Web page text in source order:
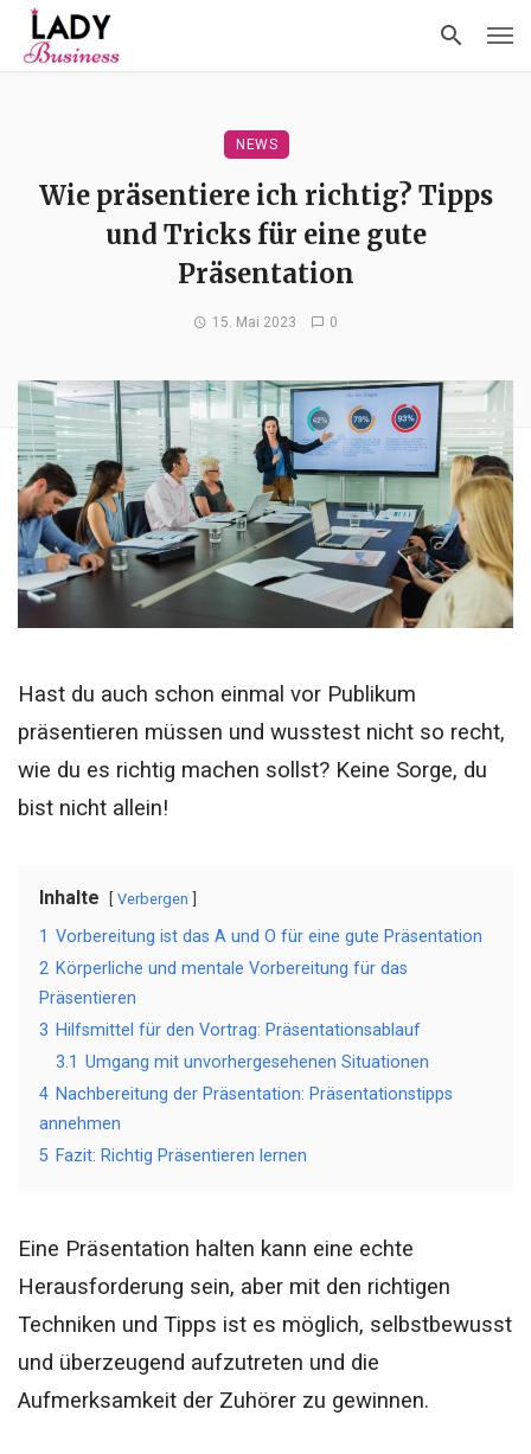
NEWS
Wie präsentiere ich richtig? Tipps
und Tricks für eine gute
Präsentation
15. Mai 2023 0
Hast du auch schon einmal vor Publikum
präsentieren müssen und wusstest nicht so recht,
wie du es richtig machen sollst? Keine Sorge, du
bist nicht allein!
Inhalte Verbergen
1 Vorbereitung ist das A und O für eine gute Präsentation
2 Körperliche und mentale Vorbereitung für das
Präsentieren
3 Hilfsmittel für den Vortrag: Präsentationsablauf
3.1 Umgang mit unvorhergesehenen Situationen
4 Nachbereitung der Präsentation: Präsentationstipps
annehmen
5 Fazit: Richtig Präsentieren lernen
Eine Präsentation halten kann eine echte
Herausforderung sein, aber mit den richtigen
Techniken und Tipps ist es möglich, selbstbewusst
und überzeugend aufzutreten und die
Aufmerksamkeit der Zuhörer zu gewinnen.